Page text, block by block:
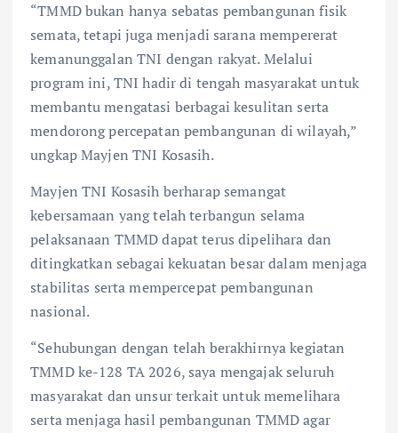
“TMMD bukan hanya sebatas pembangunan fisik
semata, tetapi juga menjadi sarana mempererat
kemanunggalan TNI dengan rakyat. Melalui
program ini, TNI hadir di tengah masyarakat untuk
membantu mengatasi berbagai kesulitan serta
mendorong percepatan pembangunan di wilayah,”
ungkap Mayjen TNI Kosasih.
Mayjen TNI Kosasih berharap semangat
kebersamaan yang telah terbangun selama
pelaksanaan TMMD dapat terus dipelihara dan
ditingkatkan sebagai kekuatan besar dalam menjaga
stabilitas serta mempercepat pembangunan
nasional.
“Sehubungan dengan telah berakhirnya kegiatan
TMMD ke-128 TA 2026, saya mengajak seluruh
masyarakat dan unsur terkait untuk memelihara
serta menjaga hasil pembangunan TMMD agar